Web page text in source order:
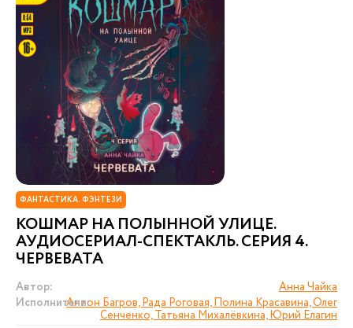
ФАНТАСТИКА. ФЭНТЕЗИ
КОШМАР НА ПОЛЫННОЙ УЛИЦЕ.
АУДИОСЕРИАЛ-СПЕКТАКЛЬ. СЕРИЯ 4.
ЧЕРВЕВАТА
Автор:
Анна Чайка
Исполнители:Антон Багров, Рада Роговая, Полина Красавина, Олег
Сенченко, Татьяна Михалёвкина, Юрий Елагин